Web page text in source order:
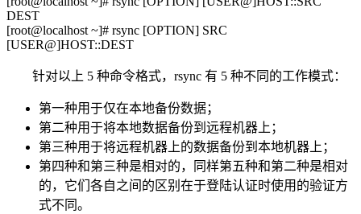
DEST
[root@localhost ~]# rsync [OPTION] SRC
[USER@]HOST::DEST
针对以上 5 种命令格式，rsync 有 5 种不同的工作模式：
第一种用于仅在本地备份数据；
第二种用于将本地数据备份到远程机器上；
第三种用于将远程机器上的数据备份到本地机器上；
第四种和第三种是相对的，同样第五种和第二种是相对
的，它们各自之间的区别在于登陆认证时使用的验证方
式不同。